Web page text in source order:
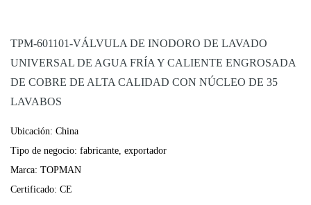
TPM-601101-VÁLVULA DE INODORO DE LAVADO
UNIVERSAL DE AGUA FRÍA Y CALIENTE ENGROSADA
DE COBRE DE ALTA CALIDAD CON NÚCLEO DE 35
LAVABOS
Ubicación: China
Tipo de negocio: fabricante, exportador
Marca: TOPMAN
Certificado: CE